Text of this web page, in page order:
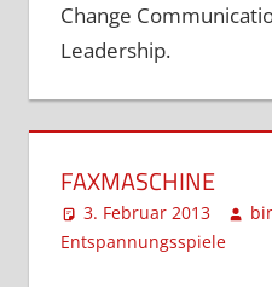
Change
Leadership.
FAXMASCHINE
3. Februar 2013
Entspannungsspiele